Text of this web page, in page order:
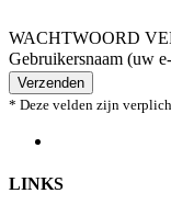
WACHTWOORD
Gebruikersnaam (uw
Verzenden
* Deze velden zijn
LINKS